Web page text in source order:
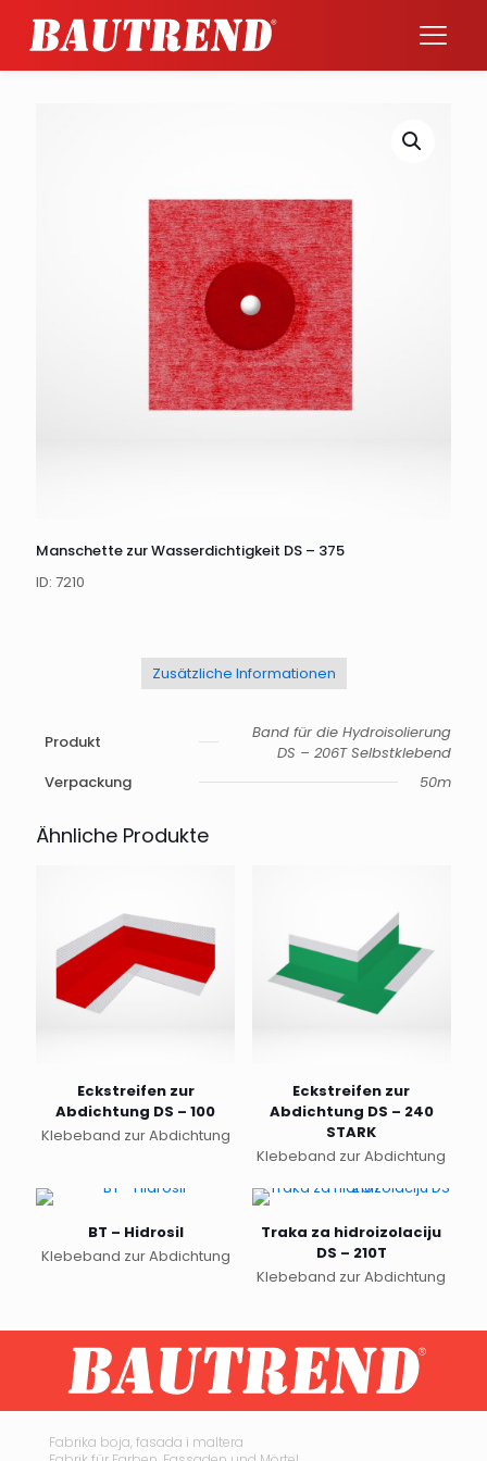
Manschette zur Wasserdichtigkeit DS – 375
ID: 7210
Zusätzliche Informationen
Produkt
Band für die Hydroisolierung
DS – 206T Selbstklebend
Verpackung
50m
Ähnliche Produkte
Eckstreifen zur
Abdichtung DS – 100
Klebeband zur Abdichtung
Eckstreifen zur
Abdichtung DS – 240
STARK
Klebeband zur Abdichtung
BT – Hidrosil
Klebeband zur Abdichtung
Varianten
auf.
Die
können
Traka za hidroizolaciju
DS – 210T
Klebeband zur Abdichtung
Fabrika boja, fasada i maltera